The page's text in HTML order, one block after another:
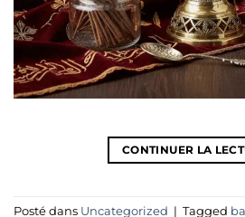
CONTINUER LA
Posté dans Uncategorized | Tagged